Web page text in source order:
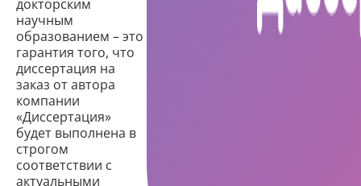
докторским
научным
образованием – это
гарантия того, что
диссертация на
заказ от автора
компании
«Диссертация»
будет выполнена в
строгом
соответствии с
актуальными